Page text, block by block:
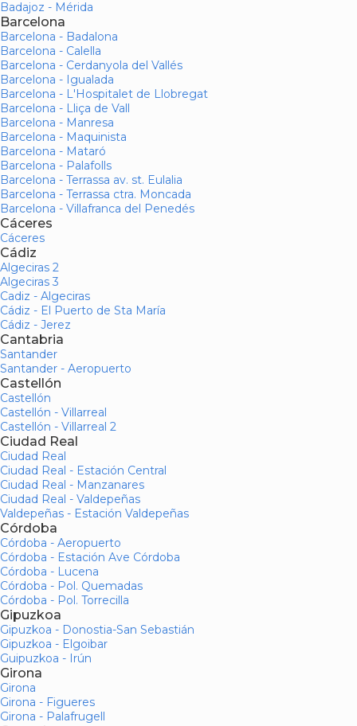
Badajoz - Mérida
Barcelona
Barcelona - Badalona
Barcelona - Calella
Barcelona - Cerdanyola del Vallés
Barcelona - Igualada
Barcelona - L'Hospitalet de Llobregat
Barcelona - Lliça de Vall
Barcelona - Manresa
Barcelona - Maquinista
Barcelona - Mataró
Barcelona - Palafolls
Barcelona - Terrassa av. st. Eulalia
Barcelona - Terrassa ctra. Moncada
Barcelona - Villafranca del Penedés
Cáceres
Cáceres
Cádiz
Algeciras 2
Algeciras 3
Cadiz - Algeciras
Cádiz - El Puerto de Sta María
Cádiz - Jerez
Cantabria
Santander
Santander - Aeropuerto
Castellón
Castellón
Castellón - Villarreal
Castellón - Villarreal 2
Ciudad Real
Ciudad Real
Ciudad Real - Estación Central
Ciudad Real - Manzanares
Ciudad Real - Valdepeñas
Valdepeñas - Estación Valdepeñas
Córdoba
Córdoba - Aeropuerto
Córdoba - Estación Ave Córdoba
Córdoba - Lucena
Córdoba - Pol. Quemadas
Córdoba - Pol. Torrecilla
Gipuzkoa
Gipuzkoa - Donostia-San Sebastián
Gipuzkoa - Elgoibar
Guipuzkoa - Irún
Girona
Girona
Girona - Figueres
Girona - Palafrugell